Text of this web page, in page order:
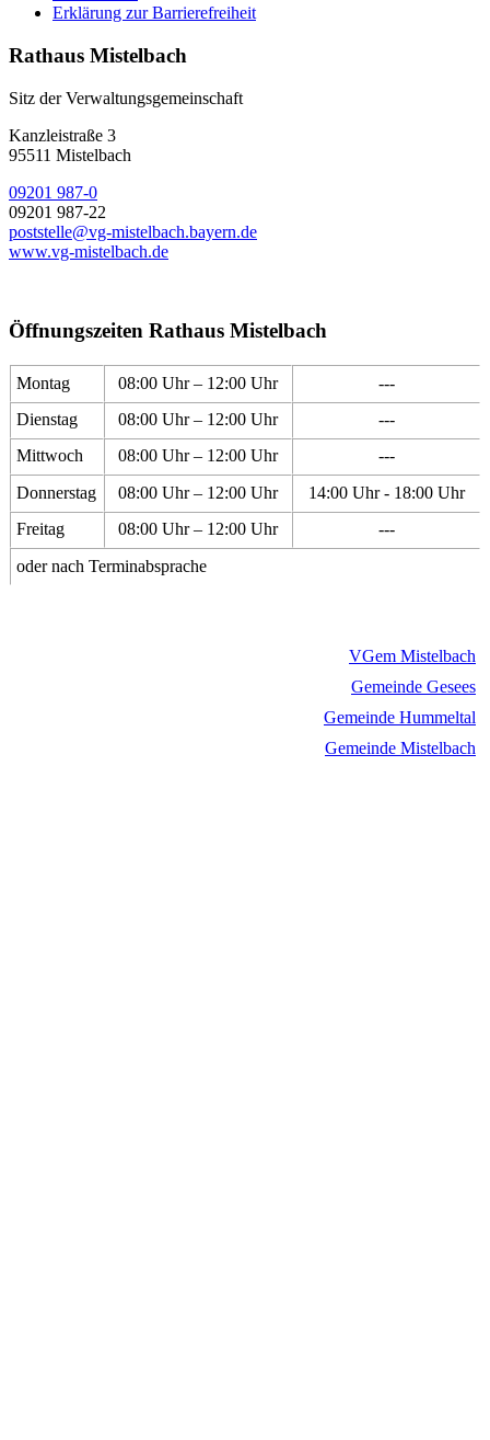
Erklärung zur Barrierefreiheit
Rathaus Mistelbach
Sitz der Verwaltungsgemeinschaft
Kanzleistraße 3
95511 Mistelbach
09201 987-0
09201 987-22
poststelle@vg-mistelbach.bayern.de
www.vg-mistelbach.de
Öffnungszeiten Rathaus Mistelbach
Montag 08:00 Uhr – 12:00 Uhr
---
Dienstag
08:00 Uhr – 12:00 Uhr
---
Mittwoch
08:00 Uhr – 12:00 Uhr
---
Donnerstag
08:00 Uhr – 12:00 Uhr
14:00 Uhr - 18:00 Uhr
Freitag
08:00 Uhr – 12:00 Uhr
---
oder nach Terminabsprache
VGem Mistelbach
Gemeinde Gesees
Gemeinde Hummeltal
Gemeinde Mistelbach